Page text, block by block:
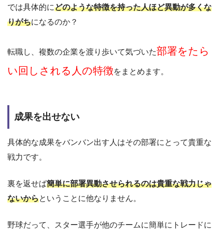
では具体的にどのような特徴を持った人ほど異動が多くな
りがちになるのか？
転職し、複数の企業を渡り歩いて気づいた部署をたら
い回しされる人の特徴をまとめます。
成果を出せない
具体的な成果をバンバン出す人はその部署にとって貴重な
戦力です。
裏を返せば簡単に部署異動させられるのは貴重な戦力じゃ
ないからということに他なりません。
野球だって、スター選手が他のチームに簡単にトレードに